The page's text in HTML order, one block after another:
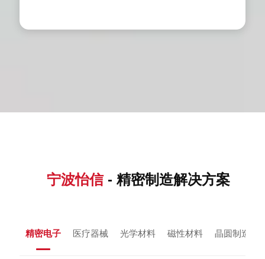
宁波怡信- 精密制造解决方案
精密电子 医疗器械 光学材料 磁性材料 晶圆制造